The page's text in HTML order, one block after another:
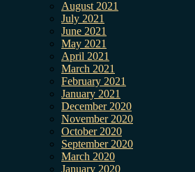
August 2021
July 2021
June 2021
May 2021
April 2021
March 2021
February 2021
January 2021
December 2020
November 2020
October 2020
September 2020
March 2020
January 2020